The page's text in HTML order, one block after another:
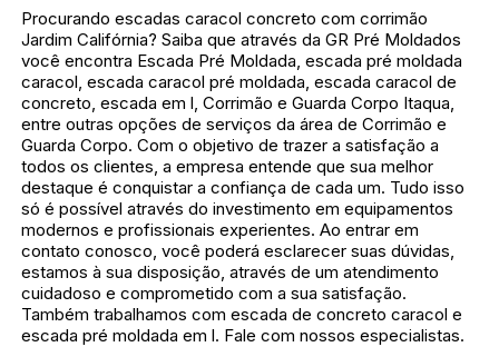
Procurando escadas caracol concreto com corrimão
Jardim Califórnia? Saiba que através da GR Pré Moldados
você encontra Escada Pré Moldada, escada pré moldada
caracol, escada caracol pré moldada, escada caracol de
concreto, escada em l, Corrimão e Guarda Corpo Itaqua,
entre outras opções de serviços da área de Corrimão e
Guarda Corpo. Com o objetivo de trazer a satisfação a
todos os clientes, a empresa entende que sua melhor
destaque é conquistar a confiança de cada um. Tudo isso
só é possível através do investimento em equipamentos
modernos e profissionais experientes. Ao entrar em
contato conosco, você poderá esclarecer suas dúvidas,
estamos à sua disposição, através de um atendimento
cuidadoso e comprometido com a sua satisfação.
Também trabalhamos com escada de concreto caracol e
escada pré moldada em l. Fale com nossos especialistas.